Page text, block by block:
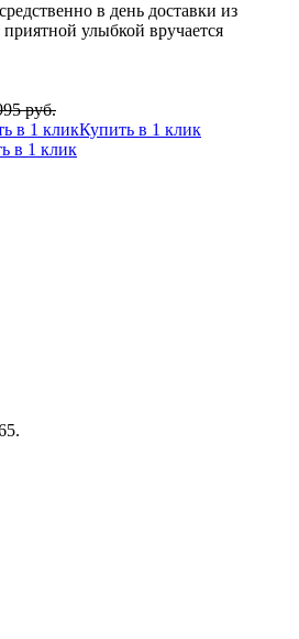
в день доставки из
улыбкой вручается
руб.
Купить в 1 клик
в 1 клик
.